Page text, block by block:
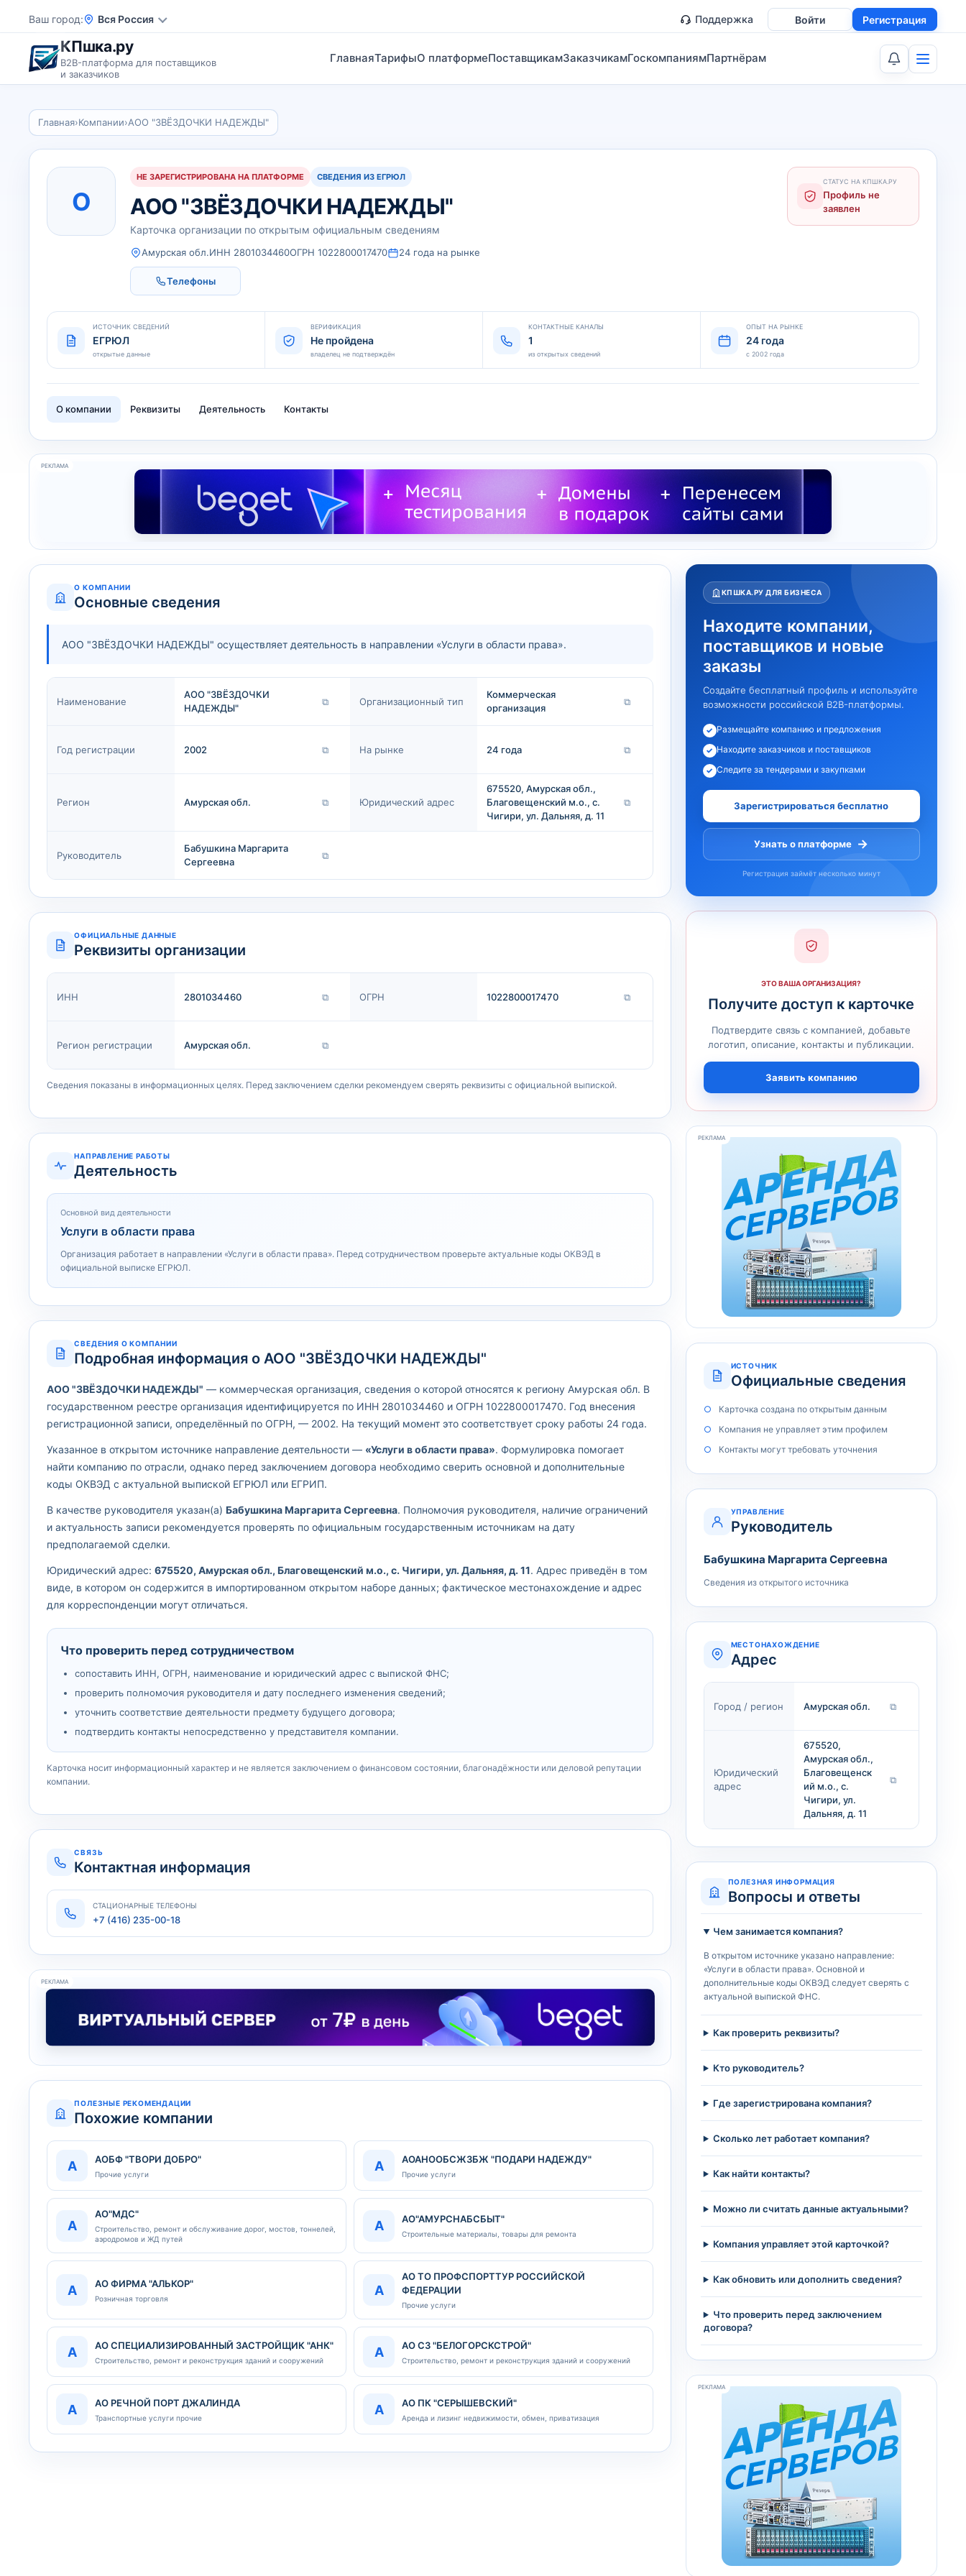
Ваш город Вся Россия Войти Регистрация
Поддержка
КПшка.ру
B2B-платформа для поставщиков
и заказчиков
ГлавнаяТарифыО платформеПоставщикамЗаказчикамГоскомпаниямПартнёрам
Главная›Компании›АОО "ЗВЁЗДОЧКИ НАДЕЖДЫ"
О
НЕ ЗАРЕГИСТРИРОВАНА НА ПЛАТФОРМЕ СВЕДЕНИЯ ИЗ ЕГРЮЛ
АОО "ЗВЁЗДОЧКИ НАДЕЖДЫ"
Карточка организации по открытым официальным сведениям
Амурская обл.ИНН 2801034460ОГРН 1022800017470 24 года на рынке
Телефоны
СТАТУС НА КПШКА.РУ
Профиль не
заявлен
ИСТОЧНИК СВЕДЕНИЙ
ЕГРЮЛ
открытые данные
ВЕРИФИКАЦИЯ
Не пройдена
владелец не подтверждён
КОНТАКТНЫЕ КАНАЛЫ
1
из открытых сведений
ОПЫТ НА РЫНКЕ
24 года
с 2002 года
О компании Реквизиты Деятельность Контакты
РЕКЛАМА
О КОМПАНИИ
Основные сведения
АОО "ЗВЁЗДОЧКИ НАДЕЖДЫ" осуществляет деятельность в направлении «Услуги в области права».
Наименование
АОО "ЗВЁЗДОЧКИ
НАДЕЖДЫ"
⧉ Организационный тип
Коммерческая
организация
⧉
Год регистрации 2002 ⧉ На рынке 24 года ⧉
Регион Амурская обл. ⧉ Юридический адрес
675520, Амурская обл.,
Благовещенский м.о., с.
Чигири, ул. Дальняя, д. 11
⧉
Руководитель
Бабушкина Маргарита
Сергеевна
⧉
ОФИЦИАЛЬНЫЕ ДАННЫЕ
Реквизиты организации
ИНН 2801034460 ⧉ ОГРН 1022800017470 ⧉
Регион регистрации Амурская обл. ⧉
Сведения показаны в информационных целях. Перед заключением сделки рекомендуем сверять реквизиты с официальной выпиской.
НАПРАВЛЕНИЕ РАБОТЫ
Деятельность
Основной вид деятельности
Услуги в области права
Организация работает в направлении «Услуги в области права». Перед сотрудничеством проверьте актуальные коды ОКВЭД в
официальной выписке ЕГРЮЛ.
СВЕДЕНИЯ О КОМПАНИИ
Подробная информация о АОО "ЗВЁЗДОЧКИ НАДЕЖДЫ"
АОО "ЗВЁЗДОЧКИ НАДЕЖДЫ" — коммерческая организация, сведения о которой относятся к региону Амурская обл. В
государственном реестре организация идентифицируется по ИНН 2801034460 и ОГРН 1022800017470. Год внесения
регистрационной записи, определённый по ОГРН, — 2002. На текущий момент это соответствует сроку работы 24 года.
Указанное в открытом источнике направление деятельности — «Услуги в области права». Формулировка помогает
найти компанию по отрасли, однако перед заключением договора необходимо сверить основной и дополнительные
коды ОКВЭД с актуальной выпиской ЕГРЮЛ или ЕГРИП.
В качестве руководителя указан(а)Бабушкина Маргарита Сергеевна. Полномочия руководителя, наличие ограничений
и актуальность записи рекомендуется проверять по официальным государственным источникам на дату
предполагаемой сделки.
Юридический адрес:675520, Амурская обл., Благовещенский м.о., с. Чигири, ул. Дальняя, д. 11. Адрес приведён в том
виде, в котором он содержится в импортированном открытом наборе данных; фактическое местонахождение и адрес
для корреспонденции могут отличаться.
Что проверить перед сотрудничеством
сопоставить ИНН, ОГРН, наименование и юридический адрес с выпиской ФНС;
проверить полномочия руководителя и дату последнего изменения сведений;
уточнить соответствие деятельности предмету будущего договора;
подтвердить контакты непосредственно у представителя компании.
Карточка носит информационный характер и не является заключением о финансовом состоянии, благонадёжности или деловой репутации
компании.
СВЯЗЬ
Контактная информация
СТАЦИОНАРНЫЕ ТЕЛЕФОНЫ
+7 (416) 235-00-18
РЕКЛАМА
ПОЛЕЗНЫЕ РЕКОМЕНДАЦИИ
Похожие компании
А АОБФ "ТВОРИ ДОБРО"
Прочие услуги
А АОАНООБСЖЗБЖ "ПОДАРИ НАДЕЖДУ"
Прочие услуги
А
АО"МДС"
Строительство, ремонт и обслуживание дорог, мостов, тоннелей,
аэродромов и ЖД путей
А АО"АМУРСНАБСБЫТ"
Строительные материалы, товары для ремонта
А АО ФИРМА "АЛЬКОР"
Розничная торговля
А
АО ТО ПРОФСПОРТТУР РОССИЙСКОЙ
ФЕДЕРАЦИИ
Прочие услуги
А АО СПЕЦИАЛИЗИРОВАННЫЙ ЗАСТРОЙЩИК "АНК"
Строительство, ремонт и реконструкция зданий и сооружений
А АО СЗ "БЕЛОГОРСКСТРОЙ"
Строительство, ремонт и реконструкция зданий и сооружений
А АО РЕЧНОЙ ПОРТ ДЖАЛИНДА
Транспортные услуги прочие
А АО ПК "СЕРЫШЕВСКИЙ"
Аренда и лизинг недвижимости, обмен, приватизация
КПШКА.РУ ДЛЯ БИЗНЕСА
Находите компании,
поставщиков и новые
заказы
Создайте бесплатный профиль и используйте
возможности российской B2B-платформы.
✓ Размещайте компанию и предложения
✓ Находите заказчиков и поставщиков
✓ Следите за тендерами и закупками
Зарегистрироваться бесплатно
Узнать о платформе →
Регистрация займёт несколько минут
ЭТО ВАША ОРГАНИЗАЦИЯ?
Получите доступ к карточке
Подтвердите связь с компанией, добавьте
логотип, описание, контакты и публикации.
Заявить компанию
РЕКЛАМА
ИСТОЧНИК
Официальные сведения
Карточка создана по открытым данным
Компания не управляет этим профилем
Контакты могут требовать уточнения
УПРАВЛЕНИЕ
Руководитель
Бабушкина Маргарита Сергеевна
Сведения из открытого источника
МЕСТОНАХОЖДЕНИЕ
Адрес
Город / регион Амурская обл. ⧉
Юридический
адрес
675520,
Амурская обл.,
Благовещенск
ий м.о., с.
Чигири, ул.
Дальняя, д. 11
⧉
ПОЛЕЗНАЯ ИНФОРМАЦИЯ
Вопросы и ответы
Чем занимается компания?
В открытом источнике указано направление:
«Услуги в области права». Основной и
дополнительные коды ОКВЭД следует сверять с
актуальной выпиской ФНС.
Как проверить реквизиты?
Кто руководитель?
Где зарегистрирована компания?
Сколько лет работает компания?
Как найти контакты?
Можно ли считать данные актуальными?
Компания управляет этой карточкой?
Как обновить или дополнить сведения?
Что проверить перед заключением
договора?
РЕКЛАМА